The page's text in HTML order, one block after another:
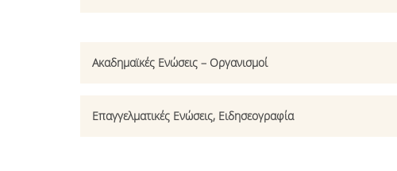
Ακαδημαϊκές Ενώσεις – Οργανισμοί
Επαγγελματικές Ενώσεις, Ειδησεογραφία